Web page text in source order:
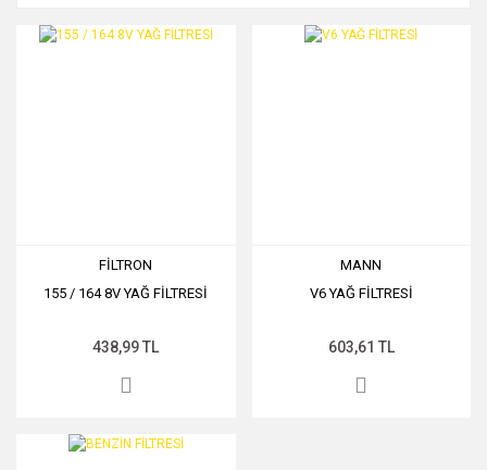
FİLTRON
155 / 164 8V YAĞ FİLTRESİ
438,99 TL
MANN
V6 YAĞ FİLTRESİ
603,61 TL